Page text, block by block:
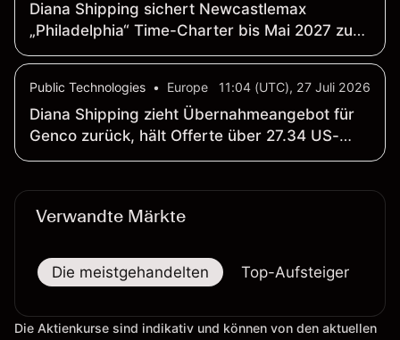
Diana Shipping sichert Newcastlemax
„Philadelphia“ Time-Charter bis Mai 2027 zu
35'500 US-Dollar pro Tag
Public Technologies • Europe 11:04 (UTC), 27 Juli 2026
Diana Shipping zieht Übernahmeangebot für
Genco zurück, hält Offerte über 27.34 US-
Dollar je Aktie aufrecht
Verwandte Märkte
Die meistgehandelten Top-Aufsteiger
Die Aktienkurse sind indikativ und können von den aktuellen